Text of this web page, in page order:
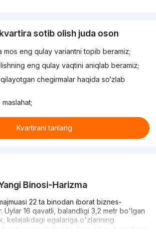
sotib olish juda oson
mos eng qulay variantni topib beramiz;
eng qulay vaqtini aniqlab beramiz;
chegirmalar haqida so‘zlab
Kvartirani tanlang
Binosi-Harizma
22 ta binodan iborat biznes-
Uylar 16 qavatli, balandligi 3,2 metr bo'lgan
kelajakdagi egalariga o'zlarining
kvartirani loyihalashtirishga imkon beradigan